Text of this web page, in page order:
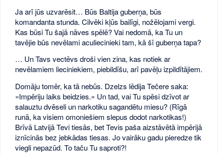
Ja arī jūs uzvarēsit… Būs Baltija guberņa, būs
komandanta stunda. Cilvēki kļūs bailīgi, nožēlojami vergi.
Kas būsi Tu šajā nāves spēlē? Vai nedomā, ka Tu un
tavējie būs nevēlami aculiecinieki tam, kā šī guberņa tapa?
… Un Tavs vectēvs droši vien zina, kas notiek ar
nevēlamiem lieciniekiem, piebildīšu, arī pavēļu izpildītājiem.
Domāju tomēr, ka tā nebūs. Dzelzs lēdija Tečere saka:
«Impēriju laiks beidzies.» Un tad, vai Tu spēsi dzīvot ar
salauztu dvēseli un narkotiku sagandētu miesu? (Rīgā
runā, ka visiem omoniešiem slepus dodot narkotikas!)
Brīvā Latvijā Tevi tiesās, bet Tevis paša aizstāvētā impērijā
iznīcinās bez jebkādas tiesas. Jo vairāku gadu pieredze tik
viegli nepazūd. To taču Tu saproti?!